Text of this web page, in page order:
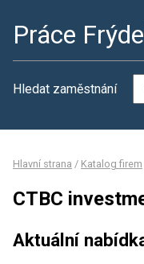
Práce
Hledat zaměstnání
Hlavní strana / Katalog firem
CTBC
Aktuální